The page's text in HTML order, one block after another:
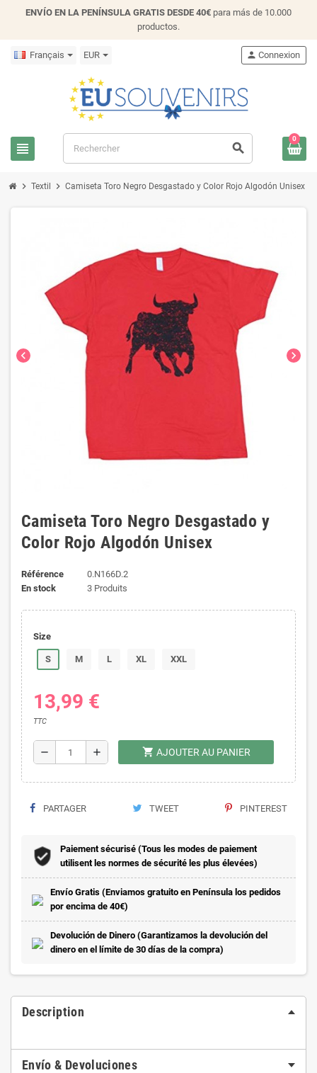
ENVÍO EN LA PENÍNSULA GRATIS DESDE 40€ para más de 10.000
productos.
Français EUR
view_headline search
person Connexion
0
chevron_right Textil chevron_right Camiseta Toro Negro Desgastado y Color Rojo Algodón Unisex
chevron_left chevron_right
Camiseta Toro Negro Desgastado y
Color Rojo Algodón Unisex
Référence
0.N166D.2
En stock
3 Produits
Size
S M L XL XXL
13,99 €
TTC
remove add shopping_cart AJOUTER AU PANIER
PARTAGER TWEET PINTEREST
Paiement sécurisé (Tous les modes de paiement
utilisent les normes de sécurité les plus élevées)
Envío Gratis (Enviamos gratuito en Península los pedidos
por encima de 40€)
Devolución de Dinero (Garantizamos la devolución del
dinero en el límite de 30 días de la compra)
Description
Envío & Devoluciones